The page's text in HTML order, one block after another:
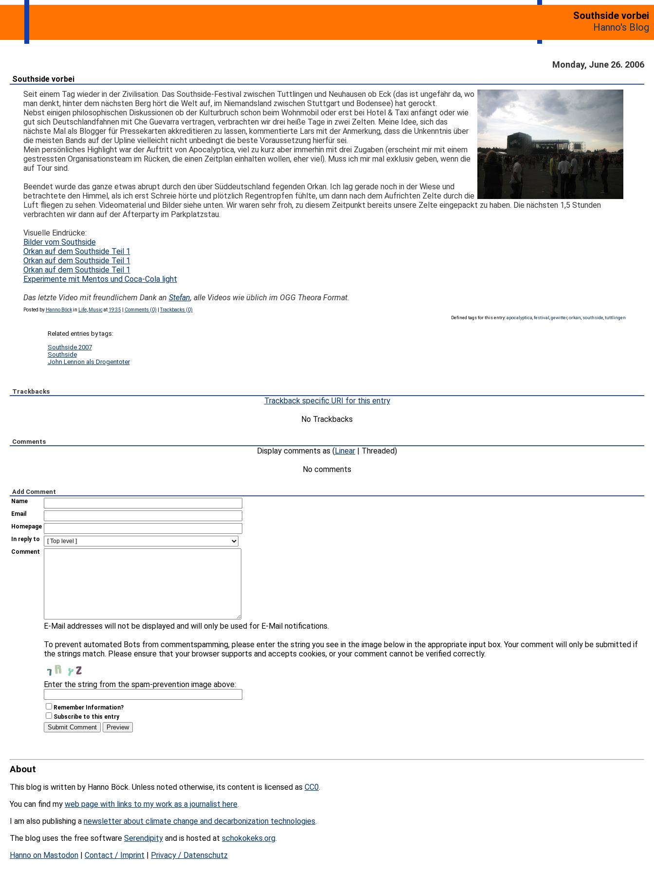
Southside vorbei
Hanno's Blog
Monday, June 26. 2006
Southside vorbei
Seit einem Tag wieder in der Zivilisation. Das Southside-Festival zwischen Tuttlingen und Neuhausen ob Eck (das ist ungefähr da, wo
man denkt, hinter dem nächsten Berg hört die Welt auf, im Niemandsland zwischen Stuttgart und Bodensee) hat gerockt.
Nebst einigen philosophischen Diskussionen ob der Kulturbruch schon beim Wohnmobil oder erst bei Hotel & Taxi anfängt oder wie
gut sich Deutschlandfahnen mit Che Guevarra vertragen, verbrachten wir drei heiße Tage in zwei Zelten. Meine Idee, sich das
nächste Mal als Blogger für Pressekarten akkreditieren zu lassen, kommentierte Lars mit der Anmerkung, dass die Unkenntnis über
die meisten Bands auf der Upline vielleicht nicht unbedingt die beste Voraussetzung hierfür sei.
Mein persönliches Highlight war der Auftritt von Apocalyptica, viel zu kurz aber immerhin mit drei Zugaben (erscheint mir mit einem
gestressten Organisationsteam im Rücken, die einen Zeitplan einhalten wollen, eher viel). Muss ich mir mal exklusiv geben, wenn die
auf Tour sind.
Beendet wurde das ganze etwas abrupt durch den über Süddeutschland fegenden Orkan. Ich lag gerade noch in der Wiese und
betrachtete den Himmel, als ich erst Schreie hörte und plötzlich Regentropfen fühlte, um dann nach dem Aufrichten Zelte durch die
Luft fliegen zu sehen. Videomaterial und Bilder siehe unten. Wir waren sehr froh, zu diesem Zeitpunkt bereits unsere Zelte eingepackt zu haben. Die nächsten 1,5 Stunden
verbrachten wir dann auf der Afterparty im Parkplatzstau.
Visuelle Eindrücke:
Bilder vom Southside
Orkan auf dem Southside Teil 1
Orkan auf dem Southside Teil 1
Orkan auf dem Southside Teil 1
Experimente mit Mentos und Coca-Cola light
Das letzte Video mit freundlichem Dank an Stefan, alle Videos wie üblich im OGG Theora Format.
Posted by Hanno Böckin Life, Musicat 19:35 Comments (0) |Trackbacks (0)
Defined tags for this entry:apocalyptica ,festival ,gewitter,orkan southside ,tuttlingen
Related entries by tags:
Southside 2007
Southside
John Lennon als Drogentoter
Trackbacks
Trackback specific URI for this entry
No Trackbacks
Comments
Display comments as (Linear | Threaded)
No comments
Add Comment
Name
Email
Homepage
In reply to
Comment
E-Mail addresses will not be displayed and will only be used for E-Mail notifications.
To prevent automated Bots from commentspamming, please enter the string you see in the image below in the appropriate input box. Your comment will only be submitted if
the strings match. Please ensure that your browser supports and accepts cookies, or your comment cannot be verified correctly.
Enter the string from the spam-prevention image above:
Remember Information?
Subscribe to this entry
About
This blog is written by Hanno Böck. Unless noted otherwise, its content is licensed as CC0.
You can find my web page with links to my work as a journalist here.
I am also publishing a newsletter about climate change and decarbonization technologies.
The blog uses the free software Serendipity and is hosted at schokokeks.org.
Hanno on Mastodon | Contact / Imprint | Privacy / Datenschutz